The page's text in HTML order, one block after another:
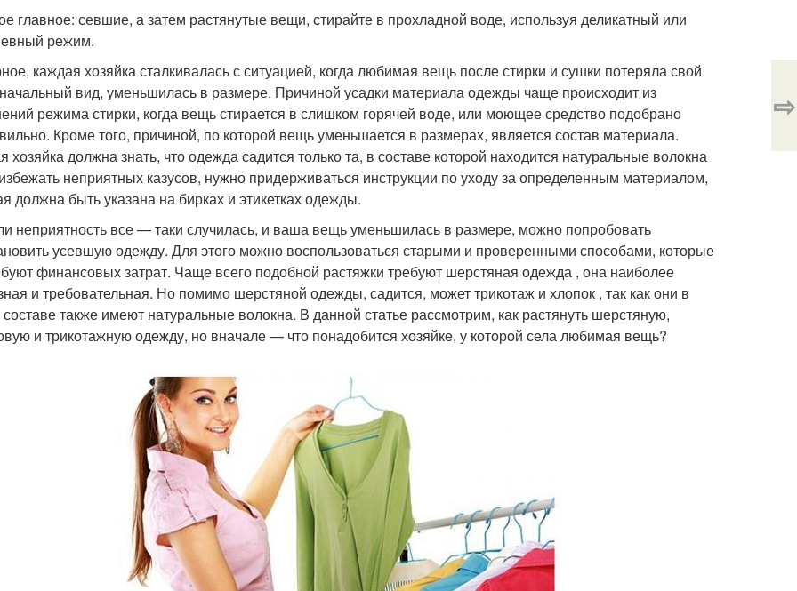
главное: севшие, а затем растянутые вещи, стирайте в прохладной воде, используя деликатный или
режим.
каждая хозяйка сталкивалась с ситуацией, когда любимая вещь после стирки и сушки потеряла свой
вид, уменьшилась в размере. Причиной усадки материала одежды чаще происходит из
режима стирки, когда вещь стирается в слишком горячей воде, или моющее средство подобрано
Кроме того, причиной, по которой вещь уменьшается в размерах, является состав материала.
хозяйка должна знать, что одежда садится только та, в составе которой находится натуральные волокна
неприятных казусов, нужно придерживаться инструкции по уходу за определенным материалом,
должна быть указана на бирках и этикетках одежды.
неприятность все — таки случилась, и ваша вещь уменьшилась в размере, можно попробовать
усевшую одежду. Для этого можно воспользоваться старыми и проверенными способами, которые
финансовых затрат. Чаще всего подобной растяжки требуют шерстяная одежда , она наиболее
и требовательная. Но помимо шерстяной одежды, садится, может трикотаж и хлопок , так как они в
также имеют натуральные волокна. В данной статье рассмотрим, как растянуть шерстяную,
и трикотажную одежду, но вначале — что понадобится хозяйке, у которой села любимая вещь?
⇨